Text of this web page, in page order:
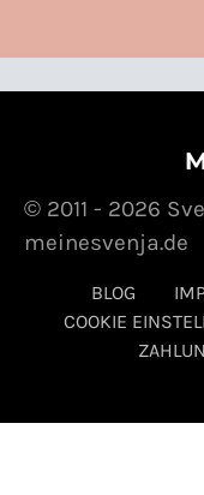
BLOG
COOKIE
© 2011 - 2026
meinesvenja.de